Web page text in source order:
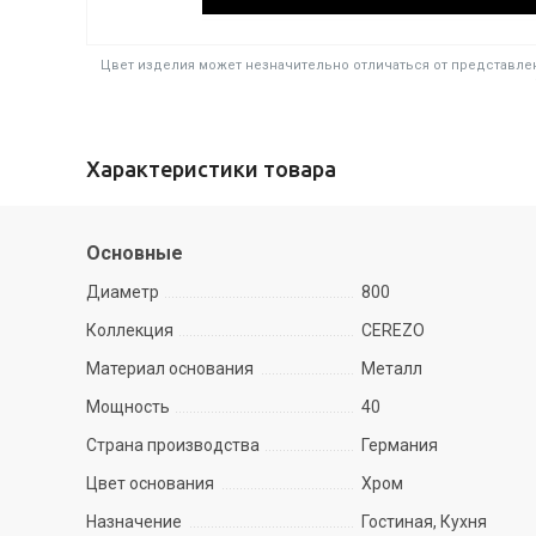
Цвет изделия может незначительно отличаться от
Характеристики товара
Основные
Диаметр
800
Коллекция
CEREZO
Материал основания
Металл
Мощность
40
Страна производства
Германия
Цвет основания
Хром
Назначение
Гостиная, Кухня